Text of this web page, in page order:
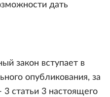
дать
закон вступает в
опубликования, за
статьи 3 настоящего